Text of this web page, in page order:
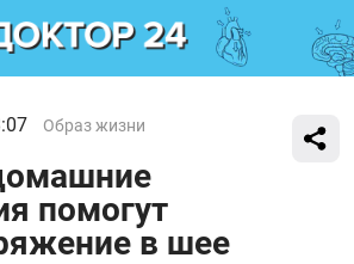
Образ жизни
помогут
в шее